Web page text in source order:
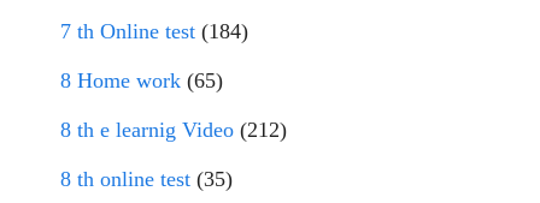
7 th Online test (184)
8 Home work (65)
8 th e learnig Video (212)
8 th online test (35)